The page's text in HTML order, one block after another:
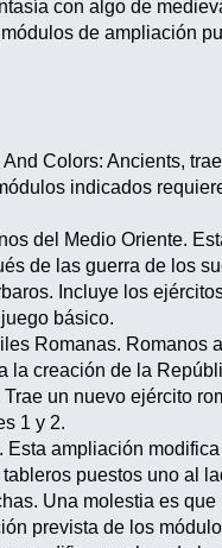
con algo de
de ampliación
Colors: Ancients,
indicados
del Medio Oriente.
de las guerra de los
Incluye los
básico.
Romanas. Romanos
la creación de la
un nuevo ejército
1 y 2.
ampliación
puestos uno al
Una molestia es
prevista de los